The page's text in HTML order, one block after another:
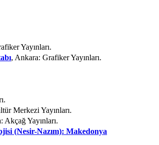
Yayınları.
, Ankara: Grafiker Yayınları.
Merkezi Yayınları.
Akçağ Yayınları.
(Nesir-Nazım): Makedonya